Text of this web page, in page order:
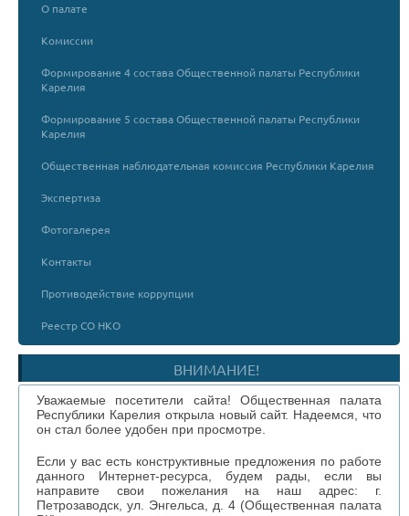
О палате
Комиссии
Формирование 4 состава Общественной палаты Республики
Карелия
Формирование 5 состава Общественной палаты Республики
Карелия
Общественная наблюдательная комиссия Республики Карелия
Экспертиза
Фотогалерея
Контакты
Противодействие коррупции
Реестр СО НКО
ВНИМАНИЕ!
Уважаемые посетители сайта! Общественная палата
Республики Карелия открыла новый сайт. Надеемся, что
он стал более удобен при просмотре.
Если у вас есть конструктивные предложения по работе
данного Интернет-ресурса, будем рады, если вы
направите свои пожелания на наш адрес: г.
Петрозаводск, ул. Энгельса, д. 4 (Общественная палата